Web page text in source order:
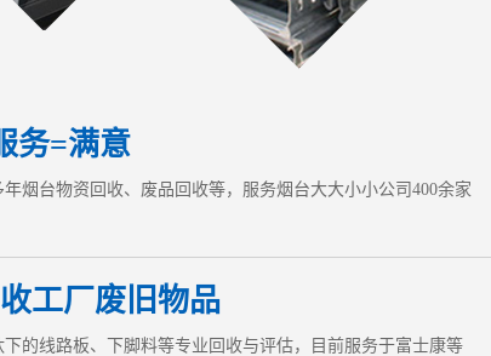
务=满意
烟台物资回收、废品回收等，服务烟台大大小小公司400余家
工厂废旧物品
的线路板、下脚料等专业回收与评估，目前服务于富士康等